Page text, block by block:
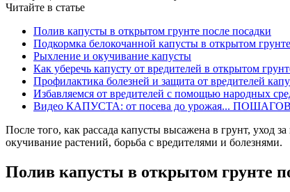
Читайте в статье
Полив капусты в открытом грунте после посадки
Подкормка белокочанной капусты в открытом грунте
Рыхление и окучивание капусты
Как уберечь капусту от вредителей в открытом
Профилактика болезней и защита от вредителей
Избавляемся от вредителей с помощью народных
Видео КАПУСТА: от посева до урожая...
После того, как рассада капусты высажена в грунт, уход
окучивание растений, борьба с вредителями и болезнями.
Полив капусты в открытом грунте